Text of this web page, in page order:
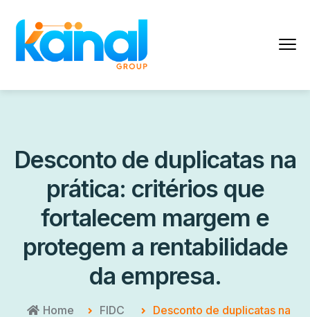
Desconto de duplicatas na
prática: critérios que
fortalecem margem e
protegem a rentabilidade
da empresa.
Home FIDC
Desconto de duplicatas na